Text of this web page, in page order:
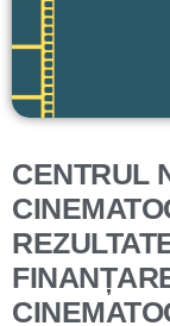
CENTRUL